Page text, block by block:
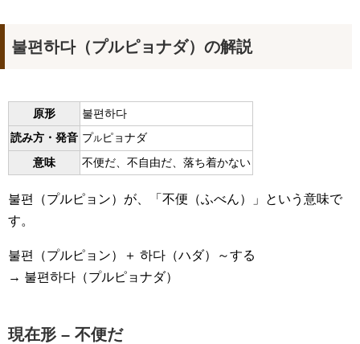
불편하다（プルピョナダ）の解説
原形
불편하다
読み方・発音 プルピョナダ
意味 不便だ、不自由だ、落ち着かない
불편（プルピョン）が、「不便（ふべん）」という意味で
す。
불편（プルピョン）＋ 하다（ハダ）～する
→ 불편하다（プルピョナダ）
現在形 – 不便だ